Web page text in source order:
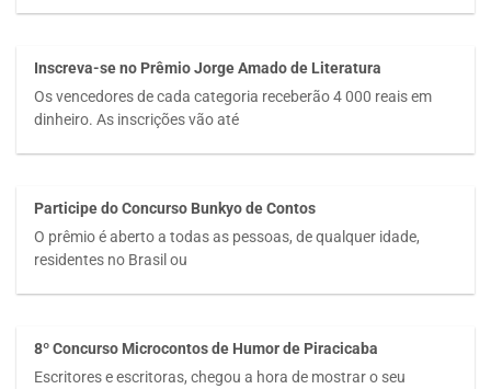
Inscreva-se no Prêmio Jorge Amado de Literatura
Os vencedores de cada categoria receberão 4 000 reais em
dinheiro. As inscrições vão até
Participe do Concurso Bunkyo de Contos
O prêmio é aberto a todas as pessoas, de qualquer idade,
residentes no Brasil ou
8º Concurso Microcontos de Humor de Piracicaba
Escritores e escritoras, chegou a hora de mostrar o seu